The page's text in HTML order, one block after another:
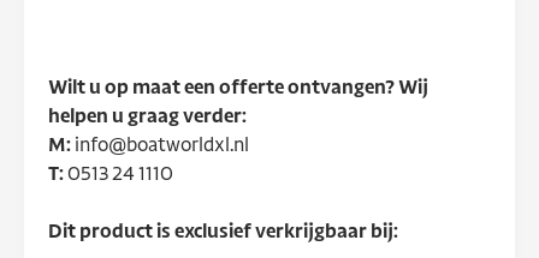
Wilt u op maat een offerte ontvangen? Wij
helpen u graag verder:
M: info@boatworldxl.nl
T:0513 24 1110
Dit product is exclusief verkrijgbaar bij: